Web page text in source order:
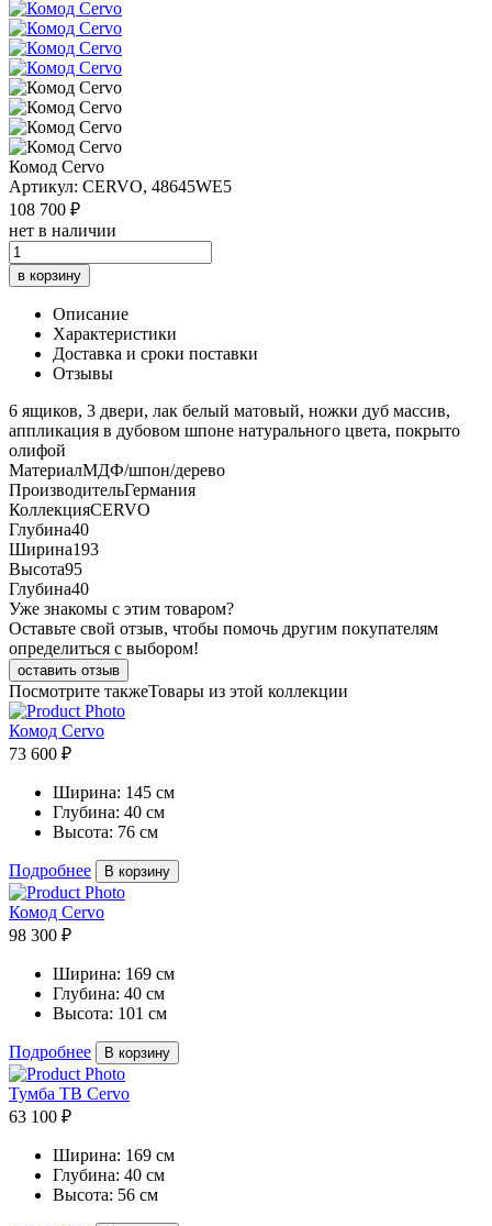
Комод Cervo
Артикул: CERVO, 48645WE5
108 700 ₽
нет в наличии
в корзину
Описание
Характеристики
Доставка и сроки поставки
Отзывы
6 ящиков, 3 двери, лак белый матовый, ножки дуб массив,
аппликация в дубовом шпоне натурального цвета, покрыто
олифой
МатериалМДФ/шпон/дерево
ПроизводительГермания
КоллекцияCERVO
Глубина40
Ширина193
Высота95
Глубина40
Уже знакомы с этим товаром?
Оставьте свой отзыв, чтобы помочь другим покупателям
определиться с выбором!
оставить отзыв
Посмотрите такжеТовары из этой коллекции
Комод Cervo
73 600 ₽
Ширина: 145 см
Глубина: 40 см
Высота: 76 см
Подробнее В корзину
Комод Cervo
98 300 ₽
Ширина: 169 см
Глубина: 40 см
Высота: 101 см
Подробнее В корзину
Тумба ТВ Cervo
63 100 ₽
Ширина: 169 см
Глубина: 40 см
Высота: 56 см